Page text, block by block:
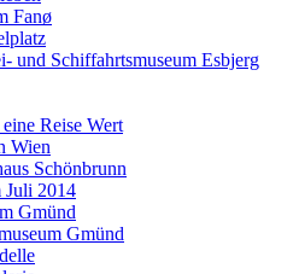
Fanø
und Schiffahrtsmuseum Esbjerg
Reise Wert
Wien
Schönbrunn
Juli 2014
Gmünd
Gmünd